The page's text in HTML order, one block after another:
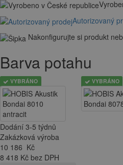
Autorizovaný
Nakonfigurujte si produkt
Barva potahu
VYBRÁNO VYBRÁNO
Dodání 3-5 týdnů
Zakázková výroba
10 186 Kč
8 418 Kč bez DPH